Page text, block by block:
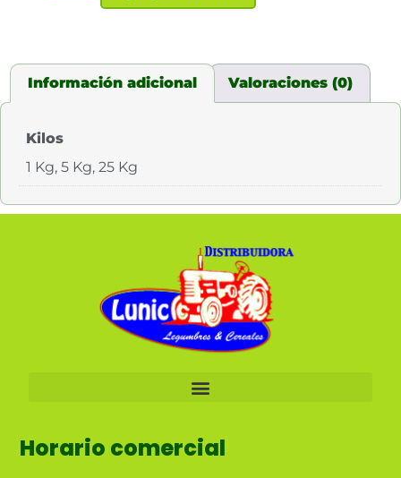
Información adicional Valoraciones (0)
Kilos
1 Kg, 5 Kg, 25 Kg
Horario comercial